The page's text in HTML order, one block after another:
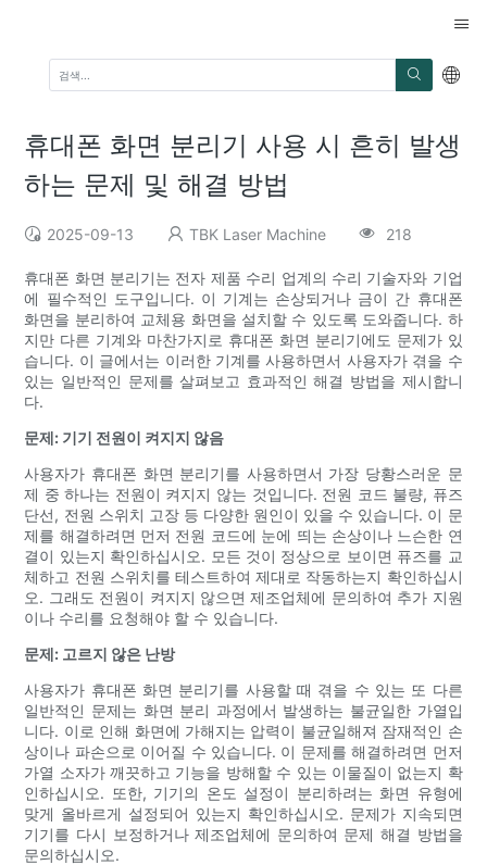
휴대폰 화면 분리기 사용 시 흔히 발생
하는 문제 및 해결 방법
2025-09-13 TBK Laser Machine 218
휴대폰 화면 분리기는 전자 제품 수리 업계의 수리 기술자와 기업
에 필수적인 도구입니다. 이 기계는 손상되거나 금이 간 휴대폰
화면을 분리하여 교체용 화면을 설치할 수 있도록 도와줍니다. 하
지만 다른 기계와 마찬가지로 휴대폰 화면 분리기에도 문제가 있
습니다. 이 글에서는 이러한 기계를 사용하면서 사용자가 겪을 수
있는 일반적인 문제를 살펴보고 효과적인 해결 방법을 제시합니
다.
문제: 기기 전원이 켜지지 않음
사용자가 휴대폰 화면 분리기를 사용하면서 가장 당황스러운 문
제 중 하나는 전원이 켜지지 않는 것입니다. 전원 코드 불량, 퓨즈
단선, 전원 스위치 고장 등 다양한 원인이 있을 수 있습니다. 이 문
제를 해결하려면 먼저 전원 코드에 눈에 띄는 손상이나 느슨한 연
결이 있는지 확인하십시오. 모든 것이 정상으로 보이면 퓨즈를 교
체하고 전원 스위치를 테스트하여 제대로 작동하는지 확인하십시
오. 그래도 전원이 켜지지 않으면 제조업체에 문의하여 추가 지원
이나 수리를 요청해야 할 수 있습니다.
문제: 고르지 않은 난방
사용자가 휴대폰 화면 분리기를 사용할 때 겪을 수 있는 또 다른
일반적인 문제는 화면 분리 과정에서 발생하는 불균일한 가열입
니다. 이로 인해 화면에 가해지는 압력이 불균일해져 잠재적인 손
상이나 파손으로 이어질 수 있습니다. 이 문제를 해결하려면 먼저
가열 소자가 깨끗하고 기능을 방해할 수 있는 이물질이 없는지 확
인하십시오. 또한, 기기의 온도 설정이 분리하려는 화면 유형에
맞게 올바르게 설정되어 있는지 확인하십시오. 문제가 지속되면
기기를 다시 보정하거나 제조업체에 문의하여 문제 해결 방법을
문의하십시오.